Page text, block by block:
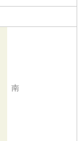
南